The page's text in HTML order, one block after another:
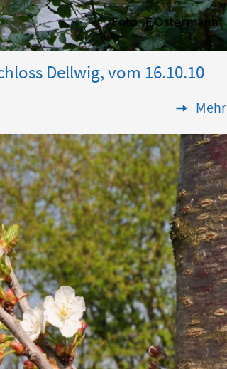
Dellwig, vom 16.10.10
Mehr